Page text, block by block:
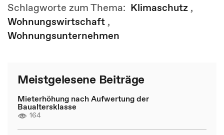
Schlagworte zum Thema: Klimaschutz ,
Wohnungswirtschaft ,
Wohnungsunternehmen
Meistgelesene Beiträge
Mieterhöhung nach Aufwertung der
Baualtersklasse
164